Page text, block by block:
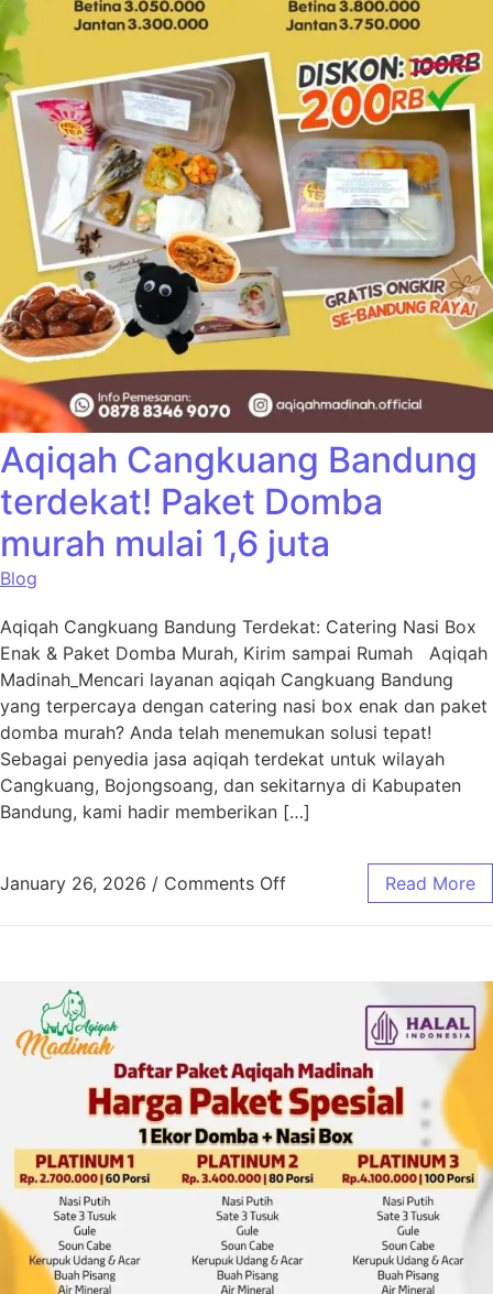
Aqiqah Cangkuang Bandung
terdekat! Paket Domba
murah mulai 1,6 juta
Blog
Aqiqah Cangkuang Bandung Terdekat: Catering Nasi Box
Enak & Paket Domba Murah, Kirim sampai Rumah Aqiqah
Madinah_Mencari layanan aqiqah Cangkuang Bandung
yang terpercaya dengan catering nasi box enak dan paket
domba murah? Anda telah menemukan solusi tepat!
Sebagai penyedia jasa aqiqah terdekat untuk wilayah
Cangkuang, Bojongsoang, dan sekitarnya di Kabupaten
Bandung, kami hadir memberikan […]
January 26, 2026 / Comments Off Read More